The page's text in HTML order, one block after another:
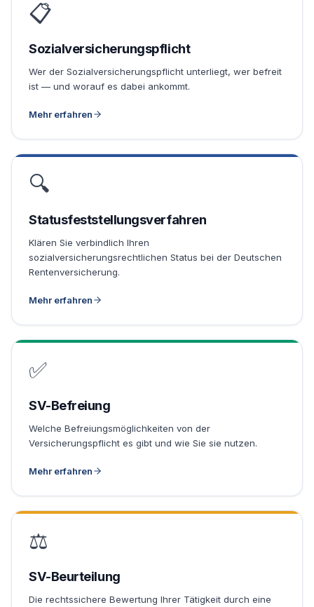
📋
Sozialversicherungspflicht
Wer der Sozialversicherungspflicht unterliegt, wer befreit
ist — und worauf es dabei ankommt.
Mehr erfahren
🔍
Statusfeststellungsverfahren
Klären Sie verbindlich Ihren
sozialversicherungsrechtlichen Status bei der Deutschen
Rentenversicherung.
Mehr erfahren
✅
SV-Befreiung
Welche Befreiungsmöglichkeiten von der
Versicherungspflicht es gibt und wie Sie sie nutzen.
Mehr erfahren
⚖️
SV-Beurteilung
Die rechtssichere Bewertung Ihrer Tätigkeit durch eine